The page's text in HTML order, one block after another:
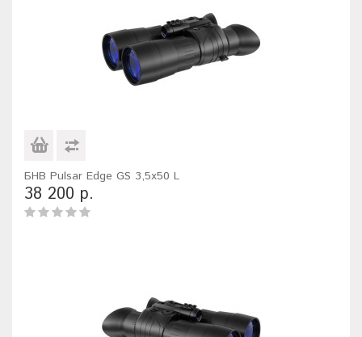
БНВ Pulsar Edge GS 3,5x50 L
38 200 р.